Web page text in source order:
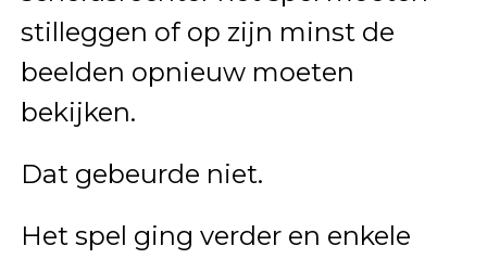
stilleggen of op zijn minst de
beelden opnieuw moeten
bekijken.
Dat gebeurde niet.
Het spel ging verder en enkele